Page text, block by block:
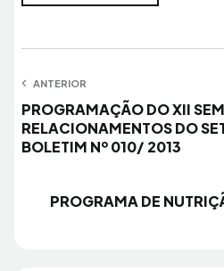
Navegação
de
Post
ANTERIOR
Anterior
PROGRAMAÇÃO DO XII
RELACIONAMENTOS DO
BOLETIM Nº 010/ 2013
PróximoPROGRAMA DE